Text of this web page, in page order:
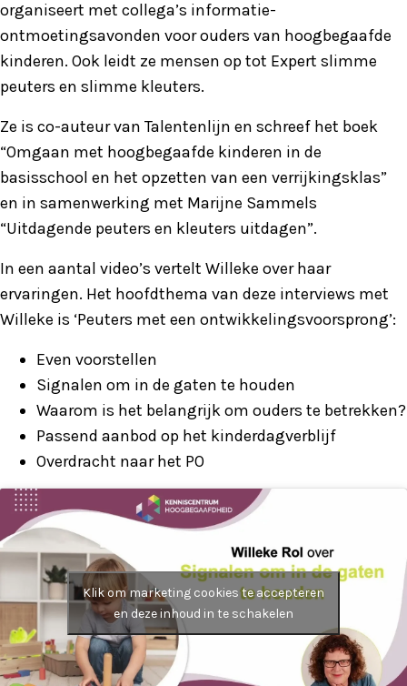
organiseert met collega’s informatie-
ontmoetingsavonden voor ouders van hoogbegaafde
kinderen. Ook leidt ze mensen op tot Expert slimme
peuters en slimme kleuters.
Ze is co-auteur van Talentenlijn en schreef het boek
“Omgaan met hoogbegaafde kinderen in de
basisschool en het opzetten van een verrijkingsklas”
en in samenwerking met Marijne Sammels
“Uitdagende peuters en kleuters uitdagen”.
In een aantal video’s vertelt Willeke over haar
ervaringen. Het hoofdthema van deze interviews met
Willeke is ‘Peuters met een ontwikkelingsvoorsprong’:
Even voorstellen
Signalen om in de gaten te houden
Waarom is het belangrijk om ouders te betrekken?
Passend aanbod op het kinderdagverblijf
Overdracht naar het PO
Klik om marketing cookies te accepteren
en deze inhoud in te schakelen